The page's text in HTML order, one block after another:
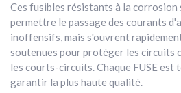
Ces fusibles résistants à la
permettre le passage des courants
inoffensifs, mais s'ouvrent
soutenues pour protéger les circuits
les courts-circuits. Chaque FUSE est
garantir la plus haute qualité.